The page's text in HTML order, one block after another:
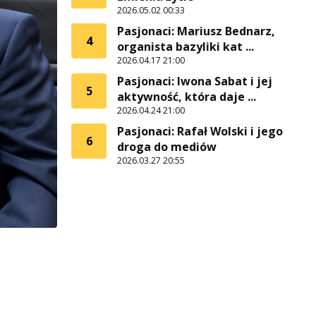
2026.05.02 00:33
4
Pasjonaci: Mariusz Bednarz,
organista bazyliki kat ...
2026.04.17 21:00
5
Pasjonaci: Iwona Sabat i jej
aktywność, która daje ...
2026.04.24 21:00
6
Pasjonaci: Rafał Wolski i jego
droga do mediów
2026.03.27 20:55